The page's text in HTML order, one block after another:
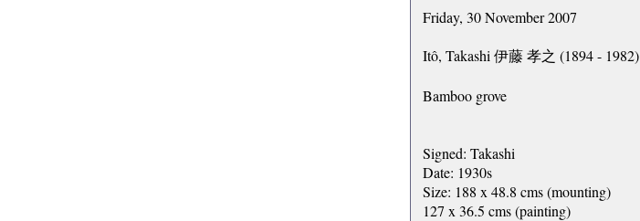
Friday, 30 November 2007
Itô, Takashi 伊藤 孝之 (1894 - 1982)
Bamboo grove
Signed: Takashi
Date: 1930s
Size: 188 x 48.8 cms (mounting)
127 x 36.5 cms (painting)